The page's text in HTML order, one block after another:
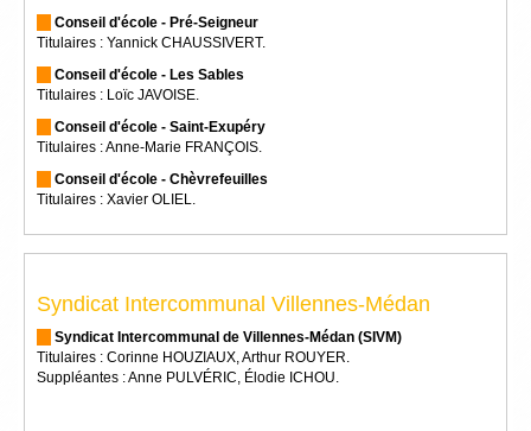
Conseil d'école - Pré-Seigneur
Titulaires : Yannick CHAUSSIVERT.
Conseil d'école - Les Sables
Titulaires : Loïc JAVOISE.
Conseil d'école - Saint-Exupéry
Titulaires : Anne-Marie FRANÇOIS.
Conseil d'école - Chèvrefeuilles
Titulaires : Xavier OLIEL.
Syndicat Intercommunal Villennes-Médan
Syndicat Intercommunal de Villennes-Médan (SIVM)
Titulaires : Corinne HOUZIAUX, Arthur ROUYER.
Suppléantes : Anne PULVÉRIC, Élodie ICHOU.